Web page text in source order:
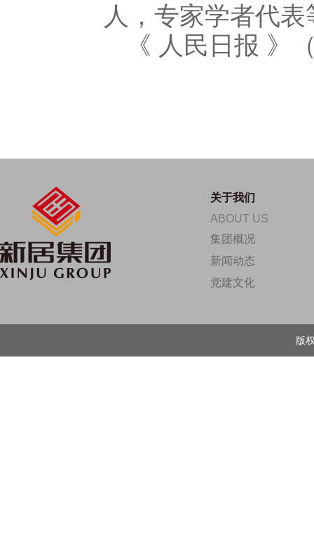
人，专家学者代
《 人民日报 》
关于我们
ABOUT US
集团概况
新闻动态
党建文化
版